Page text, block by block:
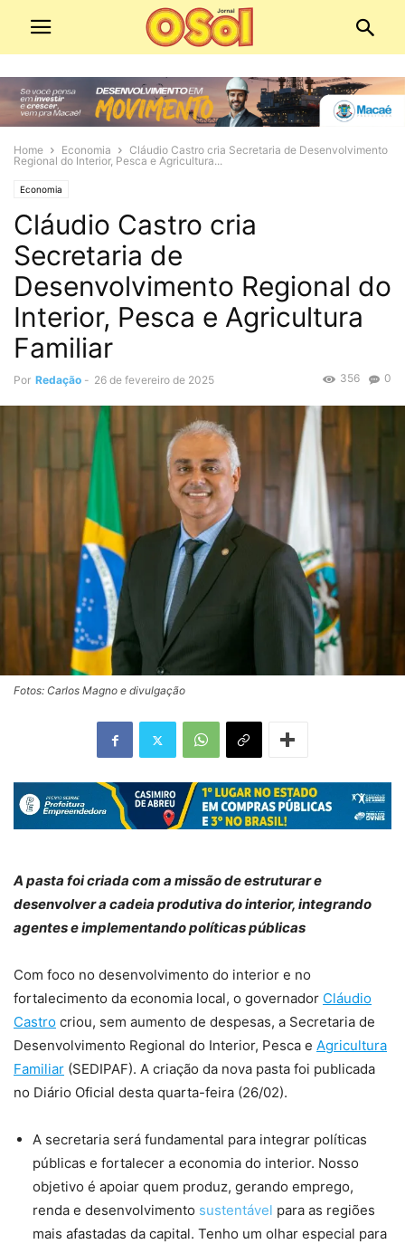
Home Economia
Cláudio Castro cria Secretaria de Desenvolvimento
Regional do Interior, Pesca e Agricultura...
Economia
Cláudio Castro cria
Secretaria de
Desenvolvimento Regional do
Interior, Pesca e Agricultura
Familiar
Por Redação - 26 de fevereiro de 2025 0
356
Fotos: Carlos Magno e divulgação
A pasta foi criada com a missão de estruturar e
desenvolver a cadeia produtiva do interior, integrando
agentes e implementando políticas públicas
Com foco no desenvolvimento do interior e no
fortalecimento da economia local, o governador Cláudio
Castro criou, sem aumento de despesas, a Secretaria de
Desenvolvimento Regional do Interior, Pesca e Agricultura
Familiar (SEDIPAF). A criação da nova pasta foi publicada
no Diário Oficial desta quarta-feira (26/02).
A secretaria será fundamental para integrar políticas
públicas e fortalecer a economia do interior. Nosso
objetivo é apoiar quem produz, gerando emprego,
renda e desenvolvimento sustentável para as regiões
mais afastadas da capital. Tenho um olhar especial para